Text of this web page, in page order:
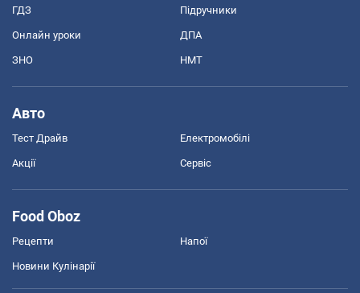
ГДЗ Підручники
Онлайн уроки ДПА
ЗНО НМТ
Авто
Тест Драйв Електромобілі
Акції Сервіс
Food Oboz
Рецепти Напої
Новини Кулінарії